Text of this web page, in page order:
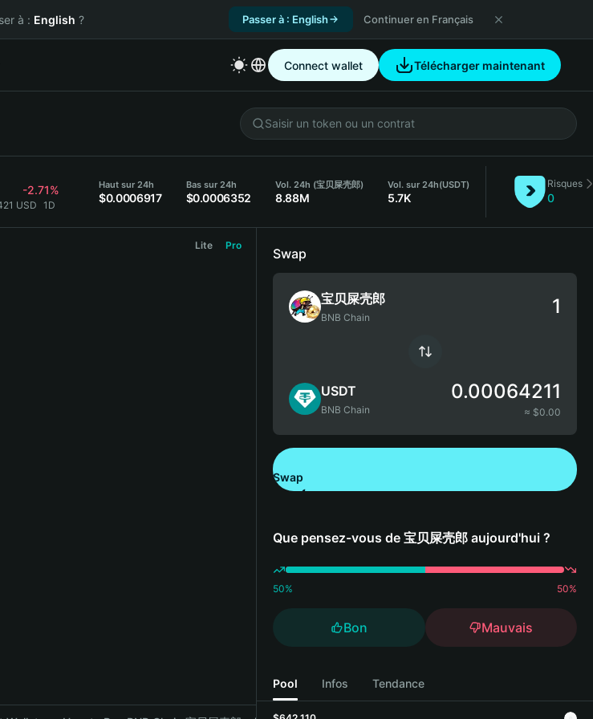
à : English ? Passer à : English Continuer en Français
Connect wallet Télécharger maintenant
-2.71%
USD 1D
Haut sur 24h
$0.0006917
Bas sur 24h
$0.0006352
Vol. 24h (宝贝屎壳郎)
8.88M
Vol. sur 24h(USDT)
5.7K
Risques
0
Lite Pro
Swap
宝贝屎壳郎
BNB Chain
USDT
BNB Chain
0.00064211
≈ $0.00
Swap
Que pensez-vous de 宝贝屎壳郎 aujourd'hui ?
50% 50%
Bon Mauvais
Pool Infos Tendance